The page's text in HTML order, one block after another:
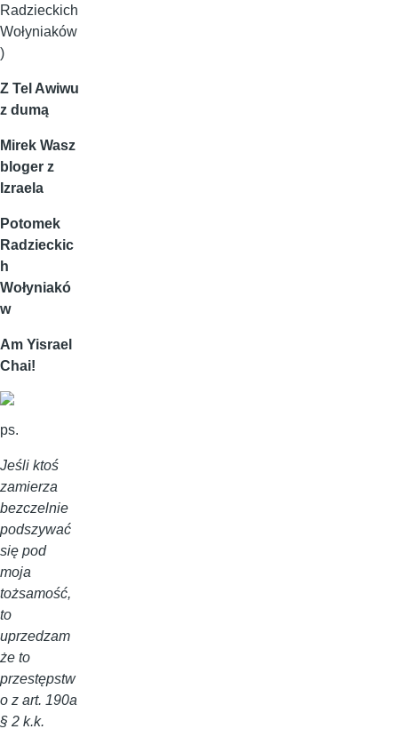
Radzieckich
Wołyniaków
)
Z Tel Awiwu
z dumą
Mirek Wasz
bloger z
Izraela
Potomek
Radzieckic
h
Wołyniakó
w
Am Yisrael
Chai!
ps.
Jeśli ktoś
zamierza
bezczelnie
podszywać
się pod
moja
tożsamość,
to
uprzedzam
że to
przestępstw
o z art. 190a
§ 2 k.k.